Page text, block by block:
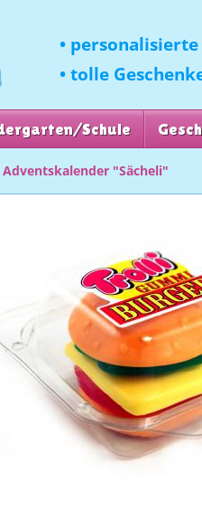
•
• tolle
Schule
Adventskalender "Sächeli"